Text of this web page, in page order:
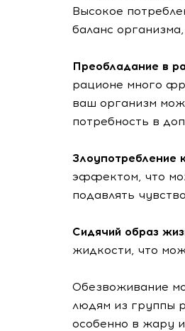
Высокое
баланс
Преобладание в
рационе много
ваш организм
потребность в
Злоупотребление
эффектом, что
подавлять
Сидячий образ
жидкости, что
Обезвоживание
людям из группы
особенно в жару